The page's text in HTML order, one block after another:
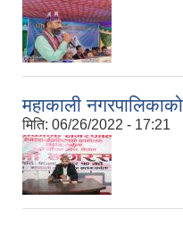
महाकाली
मिति: 06/26/2022 - 17:21